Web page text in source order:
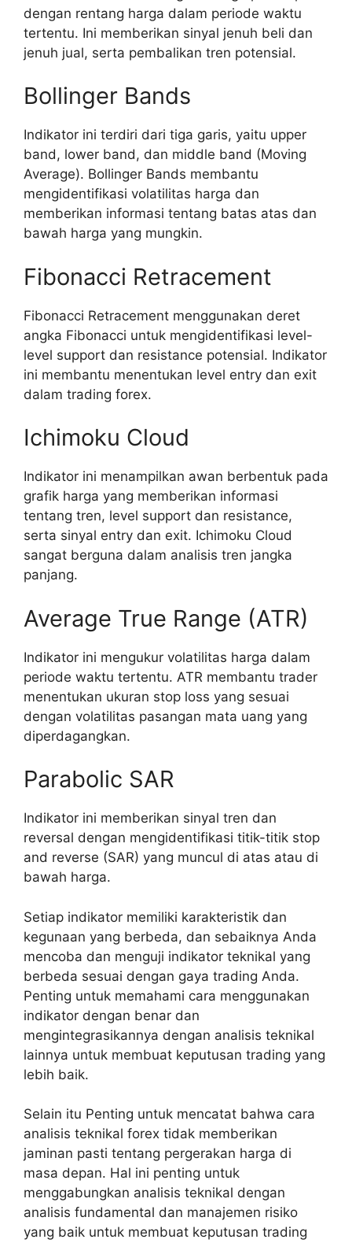
dengan rentang harga dalam periode waktu
tertentu. Ini memberikan sinyal jenuh beli dan
jenuh jual, serta pembalikan tren potensial.
Bollinger Bands
Indikator ini terdiri dari tiga garis, yaitu upper
band, lower band, dan middle band (Moving
Average). Bollinger Bands membantu
mengidentifikasi volatilitas harga dan
memberikan informasi tentang batas atas dan
bawah harga yang mungkin.
Fibonacci Retracement
Fibonacci Retracement menggunakan deret
angka Fibonacci untuk mengidentifikasi level-
level support dan resistance potensial. Indikator
ini membantu menentukan level entry dan exit
dalam trading forex.
Ichimoku Cloud
Indikator ini menampilkan awan berbentuk pada
grafik harga yang memberikan informasi
tentang tren, level support dan resistance,
serta sinyal entry dan exit. Ichimoku Cloud
sangat berguna dalam analisis tren jangka
panjang.
Average True Range (ATR)
Indikator ini mengukur volatilitas harga dalam
periode waktu tertentu. ATR membantu trader
menentukan ukuran stop loss yang sesuai
dengan volatilitas pasangan mata uang yang
diperdagangkan.
Parabolic SAR
Indikator ini memberikan sinyal tren dan
reversal dengan mengidentifikasi titik-titik stop
and reverse (SAR) yang muncul di atas atau di
bawah harga.
Setiap indikator memiliki karakteristik dan
kegunaan yang berbeda, dan sebaiknya Anda
mencoba dan menguji indikator teknikal yang
berbeda sesuai dengan gaya trading Anda.
Penting untuk memahami cara menggunakan
indikator dengan benar dan
mengintegrasikannya dengan analisis teknikal
lainnya untuk membuat keputusan trading yang
lebih baik.
Selain itu Penting untuk mencatat bahwa cara
analisis teknikal forex tidak memberikan
jaminan pasti tentang pergerakan harga di
masa depan. Hal ini penting untuk
menggabungkan analisis teknikal dengan
analisis fundamental dan manajemen risiko
yang baik untuk membuat keputusan trading